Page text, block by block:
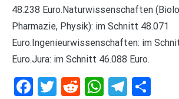
48.238 Euro.Naturwissenschaften
Pharmazie, Physik): im Schnitt 48.071
Euro.Ingenieurwissenschaften: im
Euro.Jura: im Schnitt 46.088 Euro.
Facebook
Twitter
RedditWhatsApp